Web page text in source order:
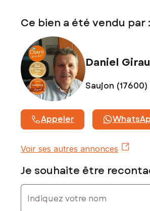
Ce bien a été vendu par :
Daniel
Saujon (17600)
Appeler
Voir ses autres annonces
Je souhaite être
Indiquez votre nom